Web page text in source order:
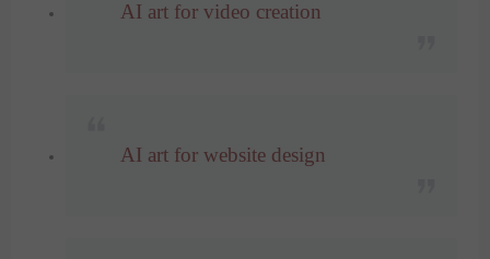
AI art for video creation
AI art for website design